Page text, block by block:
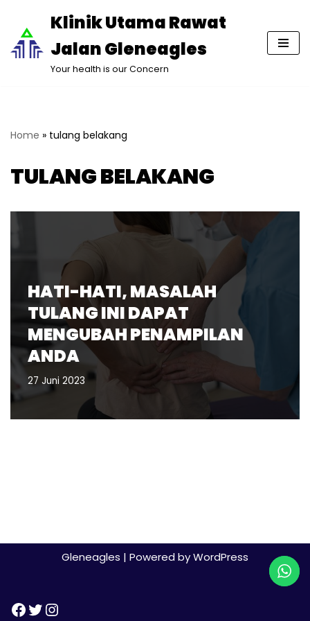
Lompat
ke
Klinik Utama Rawat
Jalan Gleneagles
Your health is our Concern
Home » tulang belakang
TULANG BELAKANG
HATI-HATI, MASALAH
TULANG INI DAPAT
MENGUBAH PENAMPILAN
ANDA
27 Juni 2023
Gleneagles | Powered byWordPress